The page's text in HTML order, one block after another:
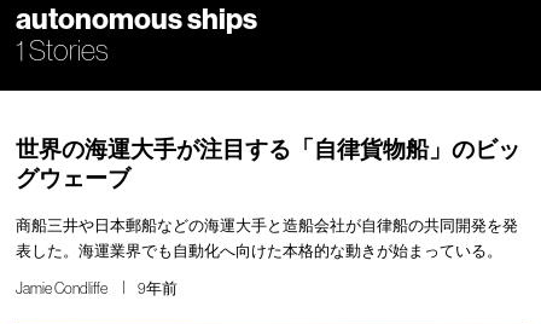
autonomous ships
1 Stories
世界の海運大手が注目する「自律貨物船」のビッ
グウェーブ
商船三井や日本郵船などの海運大手と造船会社が自律船の共同開発を発
表した。海運業界でも自動化へ向けた本格的な動きが始まっている。
Jamie Condliffe 9年前